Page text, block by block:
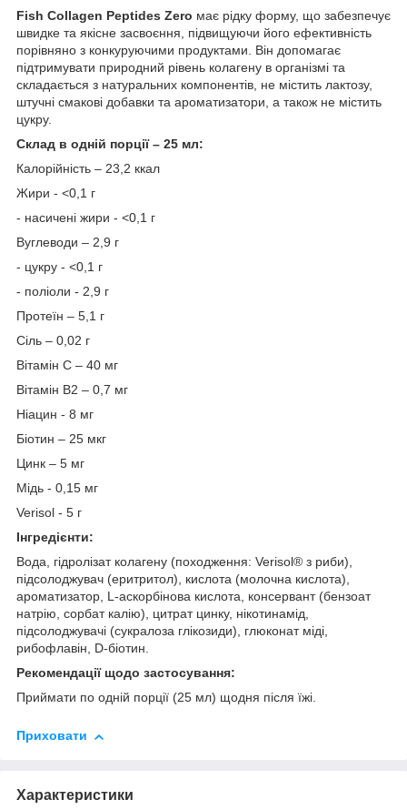
Fish Collagen Peptides Zero має рідку форму, що забезпечує
швидке та якісне засвоєння, підвищуючи його ефективність
порівняно з конкуруючими продуктами. Він допомагає
підтримувати природний рівень колагену в організмі та
складається з натуральних компонентів, не містить лактозу,
штучні смакові добавки та ароматизатори, а також не містить
цукру.
Склад в одній порції – 25 мл:
Калорійність – 23,2 ккал
Жири - <0,1 г
- насичені жири - <0,1 г
Вуглеводи – 2,9 г
- цукру - <0,1 г
- поліоли - 2,9 г
Протеїн – 5,1 г
Сіль – 0,02 г
Вітамін С – 40 мг
Вітамін В2 – 0,7 мг
Ніацин - 8 мг
Біотин – 25 мкг
Цинк – 5 мг
Мідь - 0,15 мг
Verisol - 5 г
Інгредієнти:
Вода, гідролізат колагену (походження: Verisol® з риби),
підсолоджувач (еритритол), кислота (молочна кислота),
ароматизатор, L-аскорбінова кислота, консервант (бензоат
натрію, сорбат калію), цитрат цинку, нікотинамід,
підсолоджувачі (сукралоза глікозиди), глюконат міді,
рибофлавін, D-біотин.
Рекомендації щодо застосування:
Приймати по одній порції (25 мл) щодня після їжі.
Приховати
Характеристики